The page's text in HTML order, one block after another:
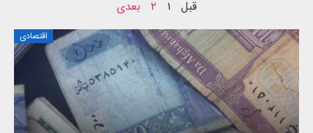
قبل ۱ ۲ بعدی
اقتصادی